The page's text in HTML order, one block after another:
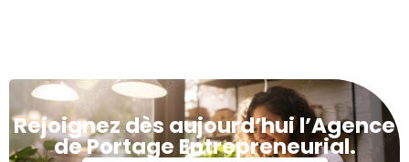
Rejoignez dès aujourd’hui l’Agence
de Portage Entrepreneurial.